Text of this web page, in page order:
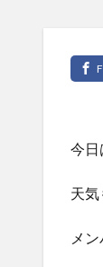
今日
天気
メ